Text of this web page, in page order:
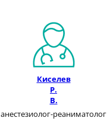
Киселев
Р.
В.
анестезиолог-реаниматолог